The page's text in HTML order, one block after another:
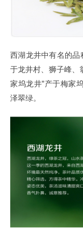
西湖龙井中有名的品
于龙井村、狮子峰、
家坞龙井”产于梅家
泽翠绿。